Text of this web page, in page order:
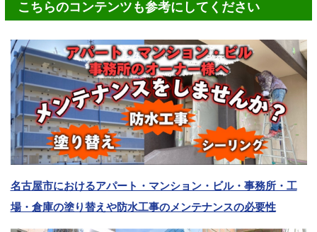
こちらのコンテンツも参考にしてください
名古屋市におけるアパート・マンション・ビル・事務所・工
場・倉庫の塗り替えや防水工事のメンテナンスの必要性